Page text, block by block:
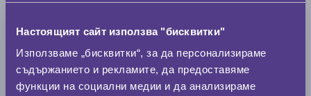
Настоящият сайт използва "бисквитки"
Използваме „бисквитки“, за да персонализираме
съдържанието и рекламите, да предоставяме
функции на социални медии и да анализираме
59.40 € / 116.18 лв.
виж повече